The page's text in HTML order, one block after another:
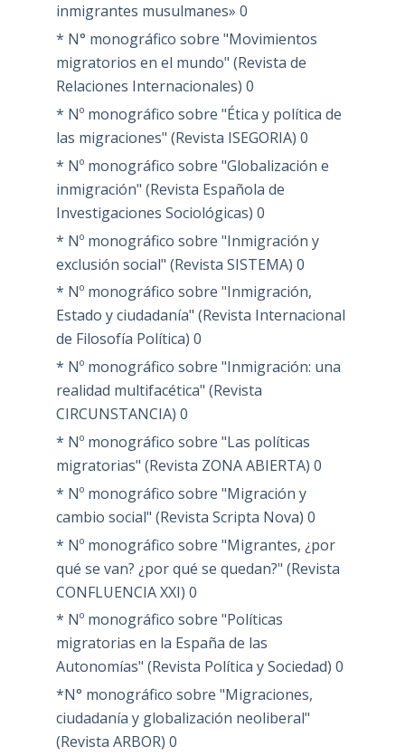
inmigrantes musulmanes» 0
* N° monográfico sobre "Movimientos
migratorios en el mundo" (Revista de
Relaciones Internacionales) 0
* Nº monográfico sobre "Ética y política de
las migraciones" (Revista ISEGORIA) 0
* Nº monográfico sobre "Globalización e
inmigración" (Revista Española de
Investigaciones Sociológicas) 0
* Nº monográfico sobre "Inmigración y
exclusión social" (Revista SISTEMA) 0
* Nº monográfico sobre "Inmigración,
Estado y ciudadanía" (Revista Internacional
de Filosofía Política) 0
* Nº monográfico sobre "Inmigración: una
realidad multifacética" (Revista
CIRCUNSTANCIA) 0
* Nº monográfico sobre "Las políticas
migratorias" (Revista ZONA ABIERTA) 0
* Nº monográfico sobre "Migración y
cambio social" (Revista Scripta Nova) 0
* Nº monográfico sobre "Migrantes, ¿por
qué se van? ¿por qué se quedan?" (Revista
CONFLUENCIA XXI) 0
* Nº monográfico sobre "Políticas
migratorias en la España de las
Autonomías" (Revista Política y Sociedad) 0
*N° monográfico sobre "Migraciones,
ciudadanía y globalización neoliberal"
(Revista ARBOR) 0